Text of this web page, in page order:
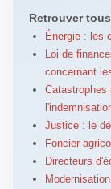
Retrouver
Énergie : les
Loi de
concernant
Catastrophes
Justice : le
Foncier
Directeurs